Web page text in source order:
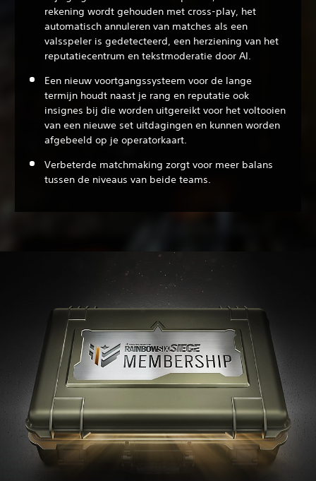
rekening wordt gehouden met cross-play, het
automatisch annuleren van matches als een
valsspeler is gedetecteerd, een herziening van het
reputatiecentrum en tekstmoderatie door AI.
Een nieuw voortgangssysteem voor de lange
termijn houdt naast je rang en reputatie ook
insignes bij die worden uitgereikt voor het voltooien
van een nieuwe set uitdagingen en kunnen worden
afgebeeld op je operatorkaart.
Verbeterde matchmaking zorgt voor meer balans
tussen de niveaus van beide teams.